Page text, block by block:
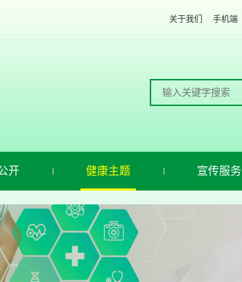
关于我们 手机端
开 健康主题 宣传服务